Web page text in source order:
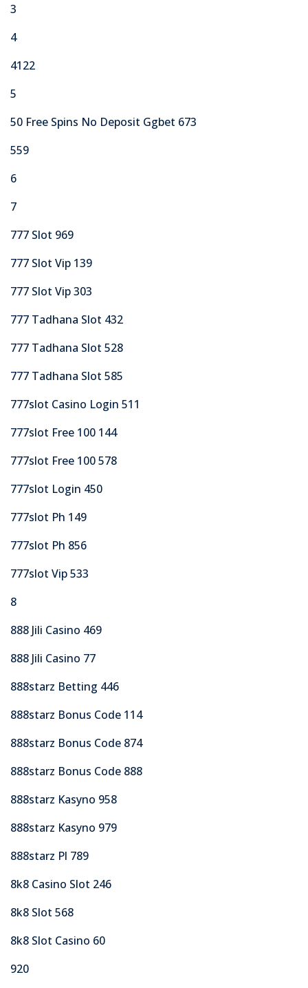
3
4
4122
5
50 Free Spins No Deposit Ggbet 673
559
6
7
777 Slot 969
777 Slot Vip 139
777 Slot Vip 303
777 Tadhana Slot 432
777 Tadhana Slot 528
777 Tadhana Slot 585
777slot Casino Login 511
777slot Free 100 144
777slot Free 100 578
777slot Login 450
777slot Ph 149
777slot Ph 856
777slot Vip 533
8
888 Jili Casino 469
888 Jili Casino 77
888starz Betting 446
888starz Bonus Code 114
888starz Bonus Code 874
888starz Bonus Code 888
888starz Kasyno 958
888starz Kasyno 979
888starz Pl 789
8k8 Casino Slot 246
8k8 Slot 568
8k8 Slot Casino 60
920